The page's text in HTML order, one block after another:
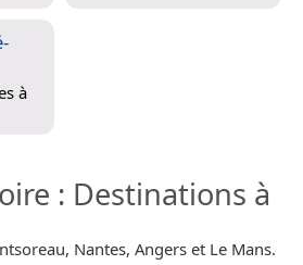
à
: Destinations à
Nantes, Angers et Le Mans.